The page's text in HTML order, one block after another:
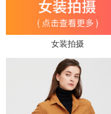
女装拍摄